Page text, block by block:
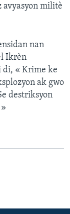
avyasyon militè
nan
Ikrèn
di, « Krime ke
ak gwo
destriksyon